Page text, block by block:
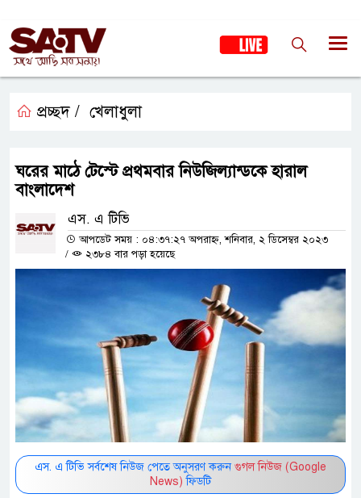
প্রচ্ছদ / খেলাধুলা
ঘরের মাঠে টেস্টে প্রথমবার নিউজিল্যান্ডকে হারাল
বাংলাদেশ
এস. এ টিভি
আপডেট সময় : ০৪:৩৭:২৭ অপরাহ্ন, শনিবার, ২ ডিসেম্বর ২০২৩
/
২৩৮৪ বার পড়া হয়েছে
এস. এ টিভি সর্বশেষ নিউজ পেতে অনুসরণ করুন গুগল নিউজ (Google
News) ফিডটি